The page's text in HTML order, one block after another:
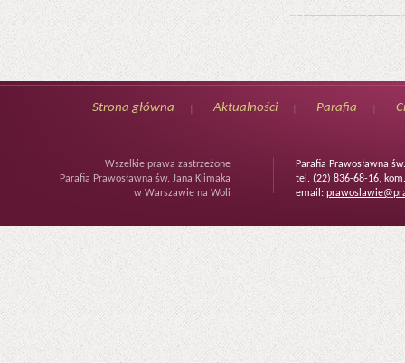
Strona główna Aktualności Parafia
Wszelkie prawa zastrzeżone
Parafia Prawosławna św. Jana Klimaka
w Warszawie na Woli
Parafia Prawosławna
tel. (22) 836-68-16,
email: